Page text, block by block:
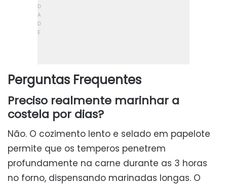
Perguntas Frequentes
Preciso realmente marinhar a
costela por dias?
Não. O cozimento lento e selado em papelote
permite que os temperos penetrem
profundamente na carne durante as 3 horas
no forno, dispensando marinadas longas. O